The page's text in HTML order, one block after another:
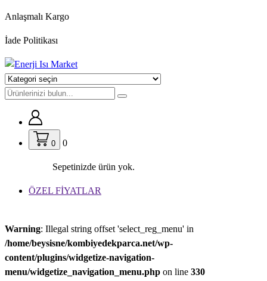
İçeriğe
Anlaşmalı Kargo
İade Politikası
0 0
Sepetinizde ürün yok.
ÖZEL FİYATLAR
Warning: Illegal string offset 'select_reg_menu' in
/home/beysisne/kombiyedekparca.net/wp-
content/plugins/widgetize-navigation-
menu/widgetize_navigation_menu.php on line 330